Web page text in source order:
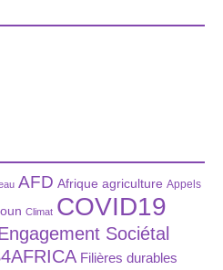
AFD Afrique agriculture Appels
Climat COVID19
Sociétal
Filières durables